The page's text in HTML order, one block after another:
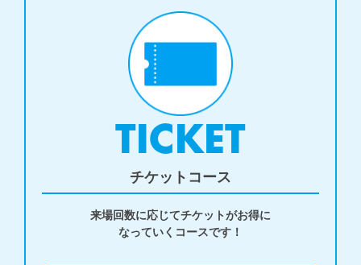
TICKET
チケットコース
来場回数に応じてチケットがお得に
なっていくコースです！